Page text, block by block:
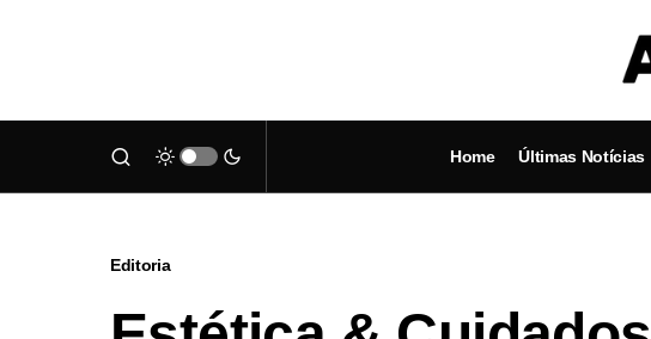
Home Últimas Notícias
Editoria